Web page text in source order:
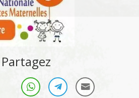
Partagez